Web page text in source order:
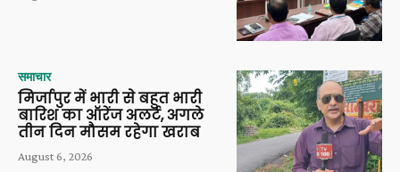
समाचार
मिर्जापुर में भारी से बहुत भारी
बारिश का ऑरेंज अलर्ट, अगले
तीन दिन मौसम रहेगा खराब
August 6, 2026